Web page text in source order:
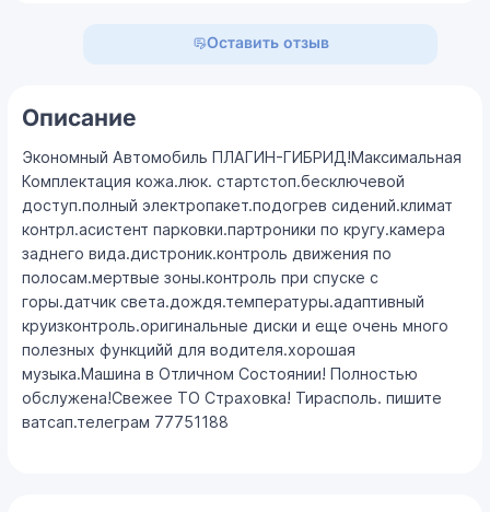
Оставить отзыв
Описание
Экономный Автомобиль ПЛАГИН-ГИБРИД!Максимальная
Комплектация кожа.люк. стартстоп.бесключевой
доступ.полный электропакет.подогрев сидений.климат
контрл.асистент парковки.партроники по кругу.камера
заднего вида.дистроник.контроль движения по
полосам.мертвые зоны.контроль при спуске с
горы.датчик света.дождя.температуры.адаптивный
круизконтроль.оригинальные диски и еще очень много
полезных функцийй для водителя.хорошая
музыка.Машина в Отличном Состоянии! Полностью
обслужена!Свежее ТО Страховка! Тирасполь. пишите
ватсап.телеграм 77751188